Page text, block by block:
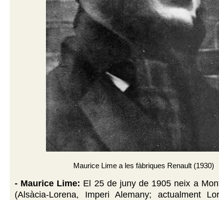
Maurice Lime a les fàbriques Renault (1930)
- Maurice Lime: El 25 de juny de 1905 neix a
(Alsàcia-Lorena, Imperi Alemany; actualment